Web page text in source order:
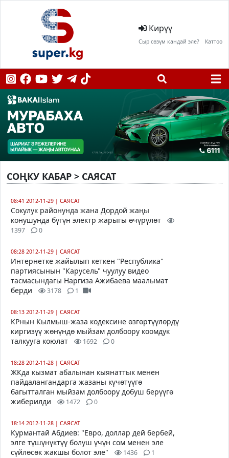
Кирүү
Сыр сөзүм кандай эле? Каттоо
СОҢКУ КАБАР > САЯСАТ
08:41 2012-11-29 | САЯСАТ
Сокулук районунда жана Дордой жаңы
конушунда бүгүн электр жарыгы өчүрүлөт
1397 0
08:28 2012-11-29 | САЯСАТ
Интернетке жайылып кеткен "Республика"
партиясынын "Карусель" чуулуу видео
тасмасындагы Наргиза Ажибаева маалымат
берди
3178 1
08:13 2012-11-29 | САЯСАТ
КРнын Кылмыш-жаза кодексине өзгөртүүлөрдү
киргизүү жөнүндө мыйзам долбоору коомдук
талкууга коюлат
1692 0
18:28 2012-11-28 | САЯСАТ
ЖКда кызмат абалынан кыянаттык менен
пайдалангандарга жазаны күчөтүүгө
багытталган мыйзам долбоору добуш берүүгө
жиберилди
1472 0
18:14 2012-11-28 | САЯСАТ
Курмантай Абдиев: "Евро, доллар дей бербей,
элге түшүнүктүү болуш үчүн сом менен эле
сүйлөсөк жакшы болот эле"
1436 1